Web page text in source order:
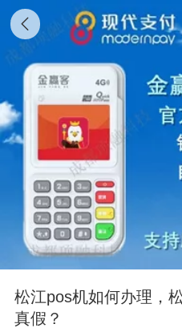
松江pos机如何办理，
真假？